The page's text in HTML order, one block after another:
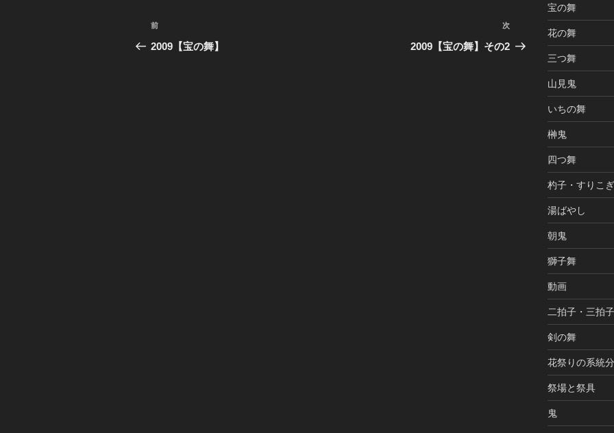
投
稿
前
の
前
2009【宝の舞】
次
の
次
2009【宝の舞】その2
宝の舞
花の舞
三つ舞
山見鬼
いちの舞
榊鬼
四つ舞
杓子・すりこ
湯ばやし
朝鬼
獅子舞
動画
二拍子・三拍
剣の舞
花祭りの系統
祭場と祭具
鬼